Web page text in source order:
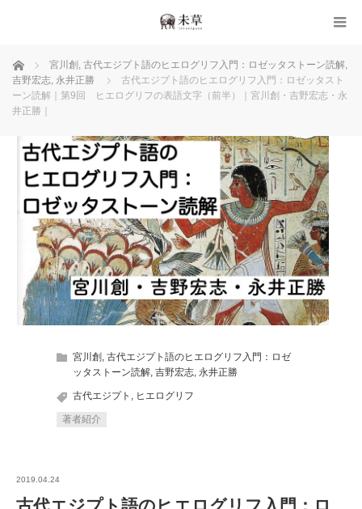
ホーム 宮川創 , 古代エジプト語のヒエログリフ入門：ロゼッタストーン読解,
吉野宏志, 永井正勝
古代エジプト語のヒエログリフ入門：ロゼッタスト
ーン読解｜第9回 ヒエログリフの表語文字（前半）｜宮川創・吉野宏志・永
井正勝｜
宮川創 , 古代エジプト語のヒエログリフ入門：ロゼ
ッタストーン読解, 吉野宏志, 永井正勝
古代エジプト , ヒエログリフ
著者紹介
2019.04.24